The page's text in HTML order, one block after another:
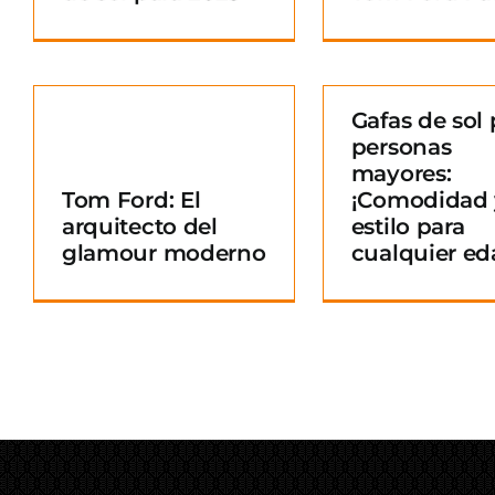
Tom Ford: El
arquitecto del
glamour moderno
¡Comodidad y
estilo para
cualquier edad!
Gafas de sol
personas
mayores:
¡Comodidad
estilo para
cualquier